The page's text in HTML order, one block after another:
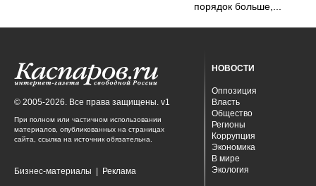
порядок больше,...
© 2005-2026. Все права защищены. v1
При полном или частичном использовании
материалов, опубликованных на страницах
сайта, ссылка на источник обязательна.
Бизнес-материалы Реклама
НОВОСТИ
Оппозиция
Власть
Общество
Регионы
Коррупция
Экономика
В мире
Экология